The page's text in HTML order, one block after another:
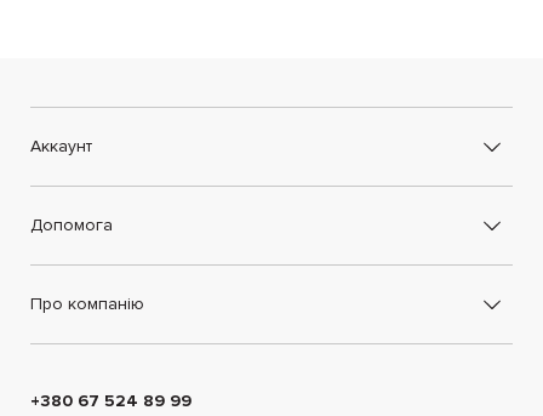
Аккаунт
Допомога
Про компанію
+380 67 524 89 99